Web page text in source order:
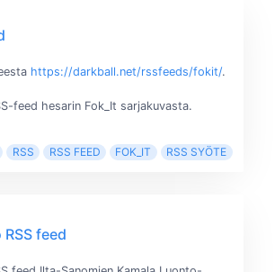
https://darkball.net/rssfeeds/fokit/.
feed hesarin Fok_It sarjakuvasta.
RSS RSS FEED FOK_IT RSS SYÖTE
feed